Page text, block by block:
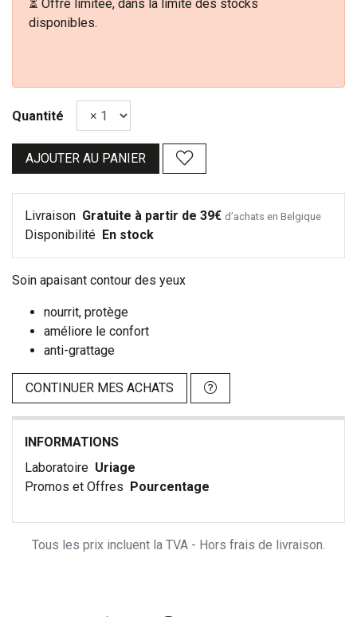
⏳ Offre limitée, dans la limite des stocks
disponibles.
Quantité
AJOUTER AU PANIER
Livraison Gratuite à partir de 39€ d’achats en Belgique
Disponibilité En stock
Soin apaisant contour des yeux
nourrit, protège
améliore le confort
anti-grattage
CONTINUER MES ACHATS
INFORMATIONS
Laboratoire Uriage
Promos et Offres
Pourcentage
Tous les prix incluent la TVA - Hors frais de livraison.